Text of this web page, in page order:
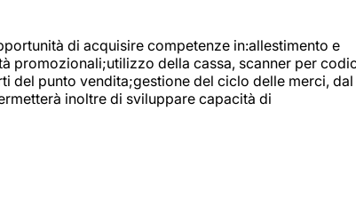
di acquisire competenze in:allestimento e
promozionali;utilizzo della cassa, scanner per
del punto vendita;gestione del ciclo delle merci, dal
inoltre di sviluppare capacità di